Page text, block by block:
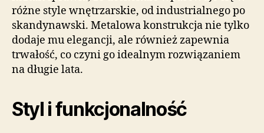
różne style wnętrzarskie, od industrialnego po
skandynawski. Metalowa konstrukcja nie tylko
dodaje mu elegancji, ale również zapewnia
trwałość, co czyni go idealnym rozwiązaniem
na długie lata.
Styl i funkcjonalność